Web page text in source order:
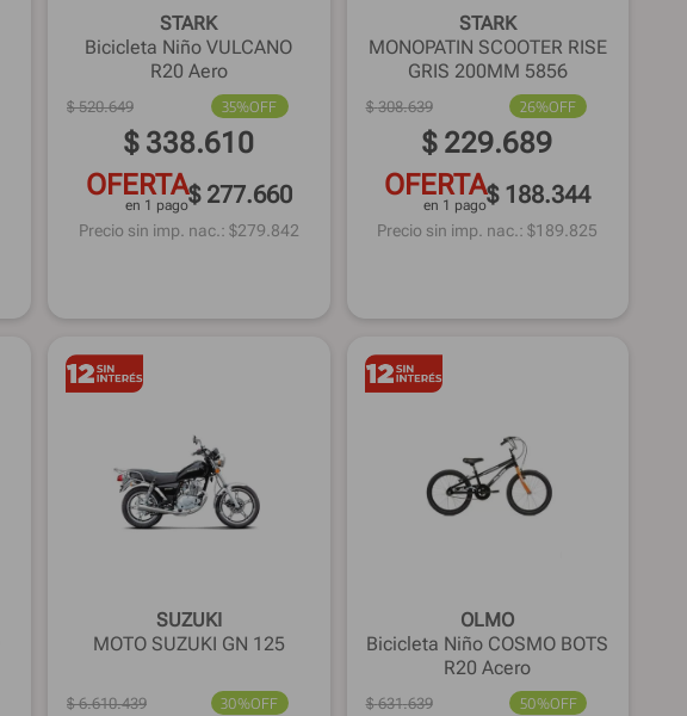
STARK
Bicicleta Niño VULCANO
R20 Aero
$ 520.649 35%OFF
$ 338.610
OFERTA
en 1 pago$ 277.660
Precio sin imp. nac.: $279.842
STARK
MONOPATIN SCOOTER RISE
GRIS 200MM 5856
$ 308.639 26%OFF
$ 229.689
OFERTA
en 1 pago$ 188.344
Precio sin imp. nac.: $189.825
SUZUKI
MOTO SUZUKI GN 125
$ 6.610.439 30%OFF
OLMO
Bicicleta Niño COSMO BOTS
R20 Acero
$ 631.639 50%OFF